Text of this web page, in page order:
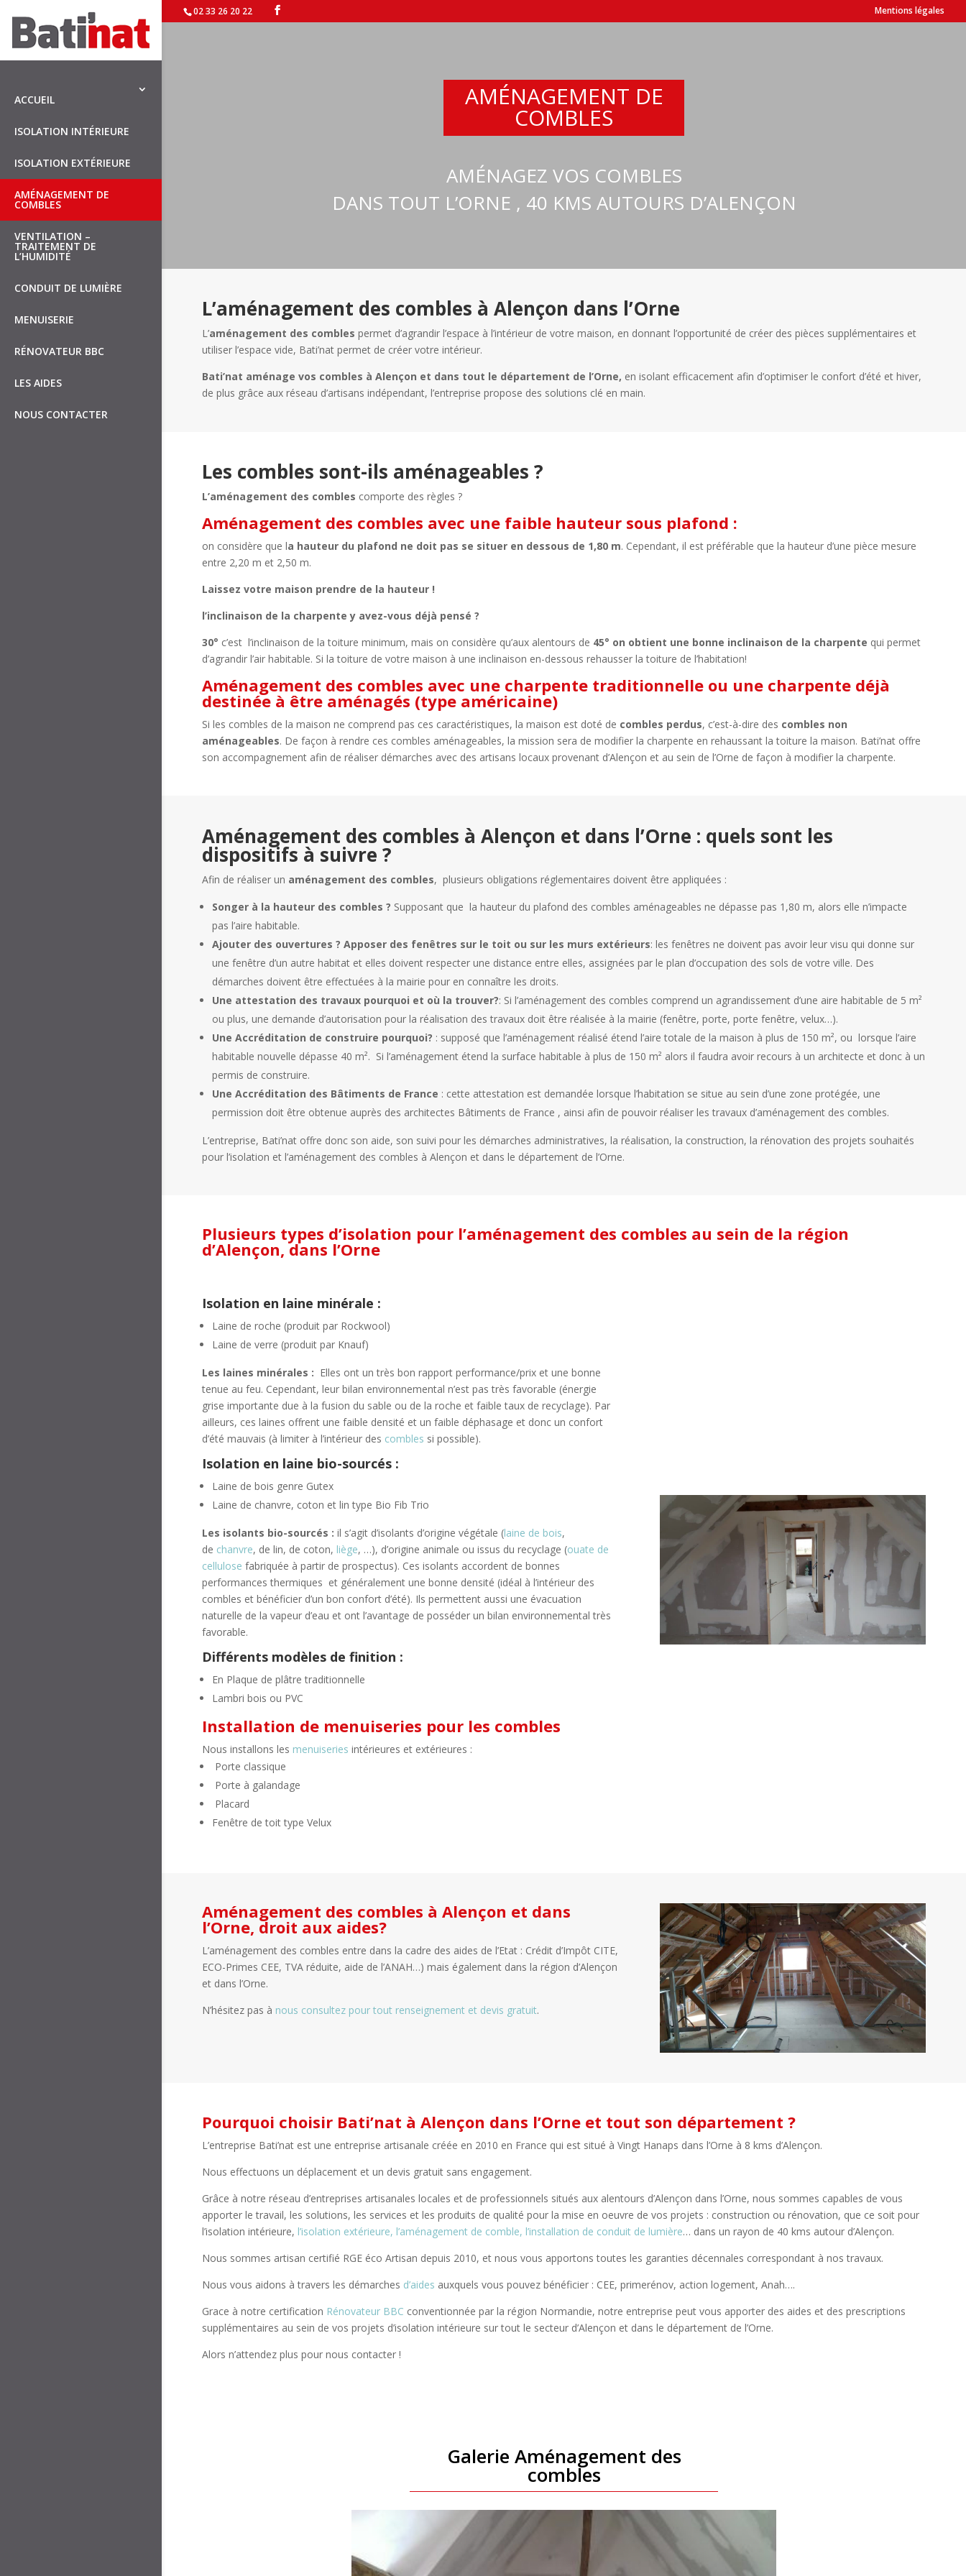
02 33 26 20 22 Mentions légales
ACCUEIL
ISOLATION INTÉRIEURE
ISOLATION EXTÉRIEURE
AMÉNAGEMENT DE
COMBLES
VENTILATION –
TRAITEMENT DE
L’HUMIDITÉ
CONDUIT DE LUMIÈRE
MENUISERIE
RÉNOVATEUR BBC
LES AIDES
NOUS CONTACTER
AMÉNAGEMENT DE
COMBLES
AMÉNAGEZ VOS COMBLES
DANS TOUT L’ORNE , 40 KMS AUTOURS D’ALENÇON
L’aménagement des combles à Alençon dans l’Orne
L’aménagement des combles permet d’agrandir l’espace à l’intérieur de votre maison, en donnant l’opportunité de créer des pièces supplémentaires et
utiliser l’espace vide, Bati’nat permet de créer votre intérieur.
Bati’nat aménage vos combles à Alençon et dans tout le département de l’Orne, en isolant efficacement afin d’optimiser le confort d’été et hiver,
de plus grâce aux réseau d’artisans indépendant, l’entreprise propose des solutions clé en main.
Les combles sont-ils aménageables ?
L’aménagement des combles comporte des règles ?
Aménagement des combles avec une faible hauteur sous plafond :
on considère que la hauteur du plafond ne doit pas se situer en dessous de 1,80 m. Cependant, il est préférable que la hauteur d’une pièce mesure
entre 2,20 m et 2,50 m.
Laissez votre maison prendre de la hauteur !
l’inclinaison de la charpente y avez-vous déjà pensé ?
30° c’est l’inclinaison de la toiture minimum, mais on considère qu’aux alentours de 45° on obtient une bonne inclinaison de la charpente qui permet
d’agrandir l’air habitable. Si la toiture de votre maison à une inclinaison en-dessous rehausser la toiture de l’habitation!
Aménagement des combles avec une charpente traditionnelle ou une charpente déjà
destinée à être aménagés (type américaine)
Si les combles de la maison ne comprend pas ces caractéristiques, la maison est doté de combles perdus, c’est-à-dire des combles non
aménageables. De façon à rendre ces combles aménageables, la mission sera de modifier la charpente en rehaussant la toiture la maison. Bati’nat offre
son accompagnement afin de réaliser démarches avec des artisans locaux provenant d’Alençon et au sein de l’Orne de façon à modifier la charpente.
Aménagement des combles à Alençon et dans l’Orne : quels sont les
dispositifs à suivre ?
Afin de réaliser un aménagement des combles, plusieurs obligations réglementaires doivent être appliquées :
Songer à la hauteur des combles ? Supposant que la hauteur du plafond des combles aménageables ne dépasse pas 1,80 m, alors elle n’impacte
pas l’aire habitable.
Ajouter des ouvertures ? Apposer des fenêtres sur le toit ou sur les murs extérieurs: les fenêtres ne doivent pas avoir leur visu qui donne sur
une fenêtre d’un autre habitat et elles doivent respecter une distance entre elles, assignées par le plan d’occupation des sols de votre ville. Des
démarches doivent être effectuées à la mairie pour en connaître les droits.
Une attestation des travauxpourquoi et où la trouver?: Si l’aménagement des combles comprend un agrandissement d’une aire habitable de 5 m²
ou plus, une demande d’autorisation pour la réalisation des travaux doit être réalisée à la mairie (fenêtre, porte, porte fenêtre, velux…).
Une Accréditation de construire pourquoi? : supposé que l’aménagement réalisé étend l’aire totale de la maison à plus de 150 m², ou lorsque l’aire
habitable nouvelle dépasse 40 m². Si l’aménagement étend la surface habitable à plus de 150 m² alors il faudra avoir recours à un architecte et donc à un
permis de construire.
Une Accréditation des Bâtiments de France : cette attestation est demandée lorsque l’habitation se situe au sein d’une zone protégée, une
permission doit être obtenue auprès des architectes Bâtiments de France , ainsi afin de pouvoir réaliser les travaux d’aménagement des combles.
L’entreprise, Bati’nat offre donc son aide, son suivi pour les démarches administratives, la réalisation, la construction, la rénovation des projets souhaités
pour l’isolation et l’aménagement des combles à Alençon et dans le département de l’Orne.
Plusieurs types d’isolation pour l’aménagement des combles au sein de la région
d’Alençon, dans l’Orne
Isolation en laine minérale :
Laine de roche (produit par Rockwool)
Laine de verre (produit par Knauf)
Les laines minérales : Elles ont un très bon rapport performance/prix et une bonne
tenue au feu. Cependant, leur bilan environnemental n’est pas très favorable (énergie
grise importante due à la fusion du sable ou de la roche et faible taux de recyclage). Par
ailleurs, ces laines offrent une faible densité et un faible déphasage et donc un confort
d’été mauvais (à limiter à l’intérieur des combles si possible).
Isolation en laine bio-sourcés :
Laine de bois genre Gutex
Laine de chanvre, coton et lin type Bio Fib Trio
Les isolants bio-sourcés : il s’agit d’isolants d’origine végétale (laine de bois,
de chanvre, de lin, de coton, liège, …), d’origine animale ou issus du recyclage (ouate de
cellulose fabriquée à partir de prospectus). Ces isolants accordent de bonnes
performances thermiques et généralement une bonne densité (idéal à l’intérieur des
combles et bénéficier d’un bon confort d’été). Ils permettent aussi une évacuation
naturelle de la vapeur d’eau et ont l’avantage de posséder un bilan environnemental très
favorable.
Différents modèles de finition :
En Plaque de plâtre traditionnelle
Lambri bois ou PVC
Installation de menuiseries pour les combles
Nous installons les menuiseries intérieures et extérieures :
Porte classique
Porte à galandage
Placard
Fenêtre de toit type Velux
Aménagement des combles à Alençon et dans
l’Orne, droit aux aides?
L’aménagement des combles entre dans la cadre des aides de l’Etat : Crédit d’Impôt CITE,
ECO-Primes CEE, TVA réduite, aide de l’ANAH…) mais également dans la région d’Alençon
et dans l’Orne.
N’hésitez pas à nous consultez pour tout renseignement et devis gratuit.
Pourquoi choisir Bati’nat à Alençon dans l’Orne et tout son département ?
L’entreprise Bati’nat est une entreprise artisanale créée en 2010 en France qui est situé à Vingt Hanaps dans l’Orne à 8 kms d’Alençon.
Nous effectuons un déplacement et un devis gratuit sans engagement.
Grâce à notre réseau d’entreprises artisanales locales et de professionnels situés aux alentours d’Alençon dans l’Orne, nous sommes capables de vous
apporter le travail, les solutions, les services et les produits de qualité pour la mise en oeuvre de vos projets : construction ou rénovation, que ce soit pour
l’isolation intérieure, l’isolation extérieure, l’aménagement de comble, l’installation de conduit de lumière… dans un rayon de 40 kms autour d’Alençon.
Nous sommes artisan certifié RGE éco Artisan depuis 2010, et nous vous apportons toutes les garanties décennales correspondant à nos travaux.
Nous vous aidons à travers les démarches d’aides auxquels vous pouvez bénéficier : CEE, primerénov, action logement, Anah….
Grace à notre certification Rénovateur BBC conventionnée par la région Normandie, notre entreprise peut vous apporter des aides et des prescriptions
supplémentaires au sein de vos projets d’isolation intérieure sur tout le secteur d’Alençon et dans le département de l’Orne.
Alors n’attendez plus pour nous contacter !
Galerie Aménagement des
combles